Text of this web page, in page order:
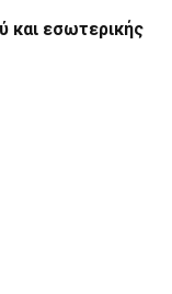
και εσωτερικής